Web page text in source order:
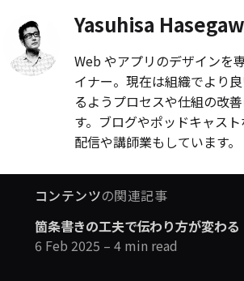
Yasuhisa
Web やアプリのデザインを
イナー。現在は組織でより
るようプロセスや仕組の改
す。ブログやポッドキャス
配信や講師業もしています。
コンテンツの関連記事
箇条書きの工夫で伝わり方が変わる
6 Feb 2025 – 4 min read